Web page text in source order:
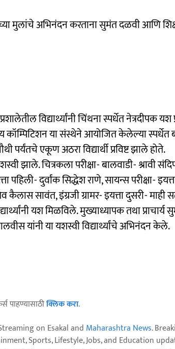
मुलांचे अभिनंदन करताना सुमंत दळवी आणि
विद्यार्थ्यांनी चिंथना स्पर्धेत नेत्रदीपक यश
या संस्थेने आयोजित केलेल्या स्पर्धेत
पर्यंतचे एकूण अठरा विद्यार्थी प्रविष्ट झाले होते.
झाले. चित्रकला परीक्षा- बालवाडी- श्रावी
पहिली- दुर्वांक सिद्धेश राणे, सायन्स परीक्षा-
सावंत, इंग्रजी ग्रामर- इयत्ता दुसरी- माही
यश मिळविले. मुख्याध्यापक तथा
यांनी या यशस्वी विद्यार्थ्यांचे अभिनंदन केले.
पाहण्यासाठीक्लिक करा.
on Esakal and Maharashtra News.
Sports, Lifestyle, Jobs, and Education